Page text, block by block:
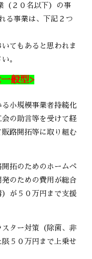
（２０名以下）の事
る事業は、下記２つ
てもあると思われま
。
般型>
小規模事業者持続化
の助言等を受けて経
路開拓等に取り組む
拓のためのホームペ
のための費用が総合
が５０万円まで支援
ター対策（除菌、非
５０万円まで上乗せ